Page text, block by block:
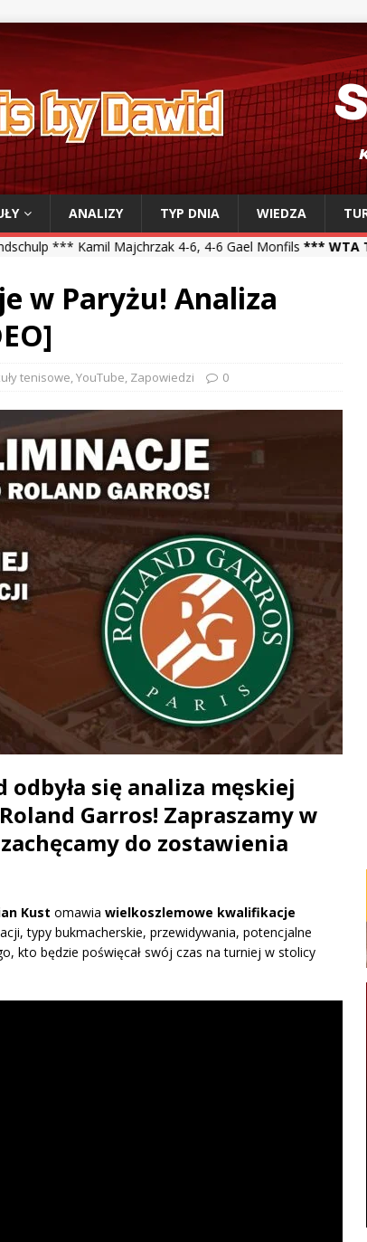
ANALIZY TYP DNIA WIEDZA
Majchrzak 4-6, 4-6 Gael Monfils*** WTA Toronto ***Iga
w Paryżu! Analiza
tenisowe,YouTube, Zapowiedzi 0
się analiza męskiej
Garros! Zapraszamy w
do zostawienia
Kust omawia wielkoszlemowe kwalifikacje
typy bukmacherskie, przewidywania, potencjalne
kto będzie poświęcał swój czas na turniej w stolicy